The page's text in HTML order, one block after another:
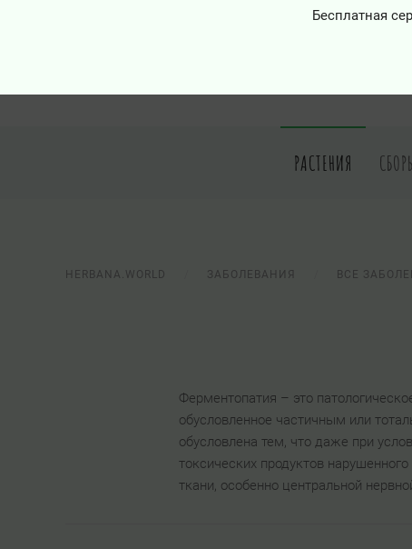
Бесплатная
РАСТЕНИЯ
HERBANA.WORLD ЗАБОЛЕВАНИЯ ВСЕ
Ферментопатия – это
обусловленное частичным или
обусловлена тем, что даже при
токсических продуктов
ткани, особенно центральной